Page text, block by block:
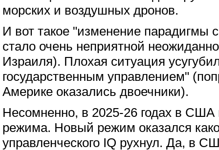
морских и воздушных дронов.
И вот такое "изменение парадигмы
стало очень неприятной
Израиля). Плохая ситуация
государственным управлением"
Америке оказались двоечники).
Несомненно, в 2025-26 годах в
режима. Новый режим оказался
управленческого IQ рухнул. Да, в